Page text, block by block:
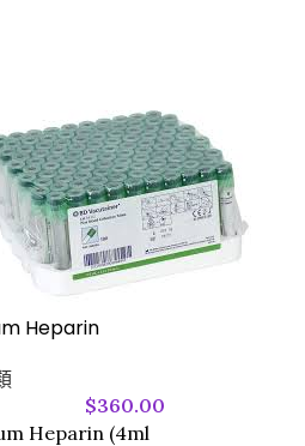
Heparin
$360.00
Heparin (4ml